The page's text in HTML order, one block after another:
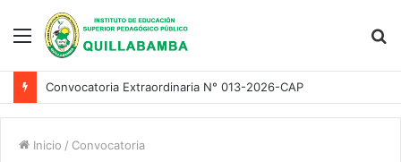
Menu
Convocatoria Extraordinaria N° 013-2026-CAP
Inicio / Convocatoria